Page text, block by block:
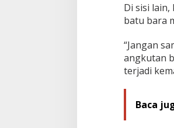
Di sisi
batu bara
“Jangan
angkutan
terjadi
Baca